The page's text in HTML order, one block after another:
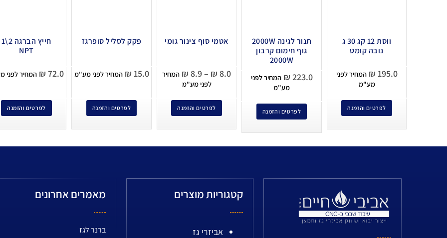
ווסת 12 קג 30 ג
נובה קומט
₪ 195.0
המחיר לפני
מע"מ
לפרטים והזמנה
תנור לגינה 2000W
גוף חימום קרבון
2000W
₪ 223.0
המחיר לפני
מע"מ
לפרטים והזמנה
אטמי סוף צינור גומי
₪ 8.0
–
₪ 8.9
המחיר
לפני מע"מ
לפרטים והזמנה
פקק לסליל סופרגז
₪ 15.0 המחיר לפני מע"מ
לפרטים והזמנה
חייץ הברגה 2\1
NPT
₪ 72.0 המחיר לפני
לפרטים והזמנה
קטגוריות מוצרים
אביזרי גז
מאמרים אחרונים
ברנר לגז